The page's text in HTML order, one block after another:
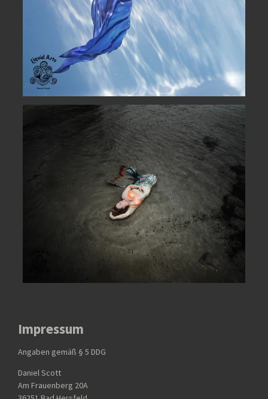
Impressum
Angaben gemäß § 5 DDG
Daniel Scott
Am Frauenberg 20A